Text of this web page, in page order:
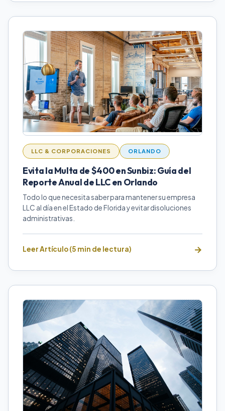
LLC & CORPORACIONES ORLANDO
Evita la Multa de $400 en Sunbiz: Guía del
Reporte Anual de LLC en Orlando
Todo lo que necesita saber para mantener su empresa
LLC al día en el Estado de Florida y evitar disoluciones
administrativas.
Leer Artículo (5 min de lectura)